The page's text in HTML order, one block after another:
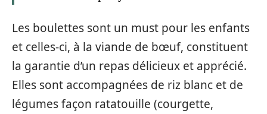
Les boulettes sont un must pour les enfants
et celles-ci, à la viande de bœuf, constituent
la garantie d’un repas délicieux et apprécié.
Elles sont accompagnées de riz blanc et de
légumes façon ratatouille (courgette,